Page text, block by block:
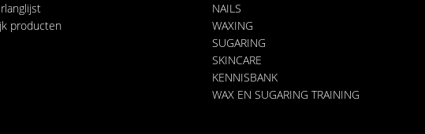
producten
NAILS
WAXING
SUGARING
SKINCARE
KENNISBANK
WAX EN SUGARING TRAINING